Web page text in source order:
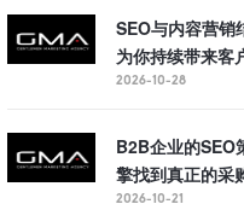
SEO与内容营销
为你持续带来客
2026-10-28
B2B企业的SEO
擎找到真正的采
2026-10-21